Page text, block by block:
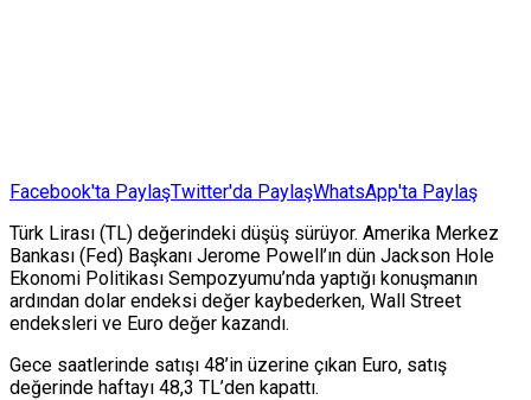
Facebook'ta PaylaşTwitter'da PaylaşWhatsApp'ta Paylaş
Türk Lirası (TL) değerindeki düşüş sürüyor. Amerika Merkez
Bankası (Fed) Başkanı Jerome Powell’ın dün Jackson Hole
Ekonomi Politikası Sempozyumu’nda yaptığı konuşmanın
ardından dolar endeksi değer kaybederken, Wall Street
endeksleri ve Euro değer kazandı.
Gece saatlerinde satışı 48’in üzerine çıkan Euro, satış
değerinde haftayı 48,3 TL’den kapattı.